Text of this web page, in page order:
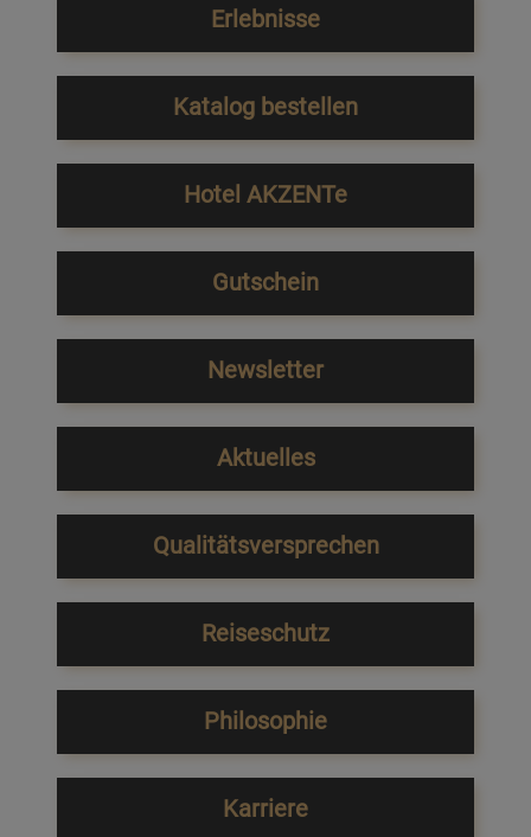
Erlebnisse
Katalog bestellen
Hotel AKZENTe
Gutschein
Newsletter
Aktuelles
Qualitätsversprechen
Reiseschutz
Philosophie
Karriere